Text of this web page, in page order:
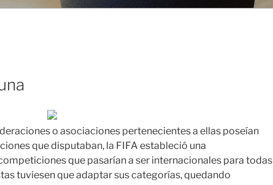
o asociaciones pertenecientes a ellas poseían
que disputaban, la FIFA estableció una
que pasarían a ser internacionales para todas
tuviesen que adaptar sus categorías, quedando